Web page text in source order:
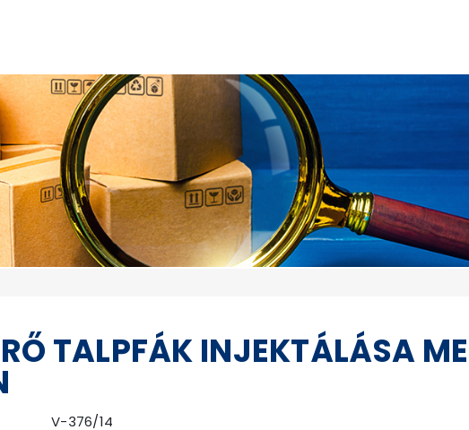
TALPFÁK INJEKTÁLÁSA
V-376/14